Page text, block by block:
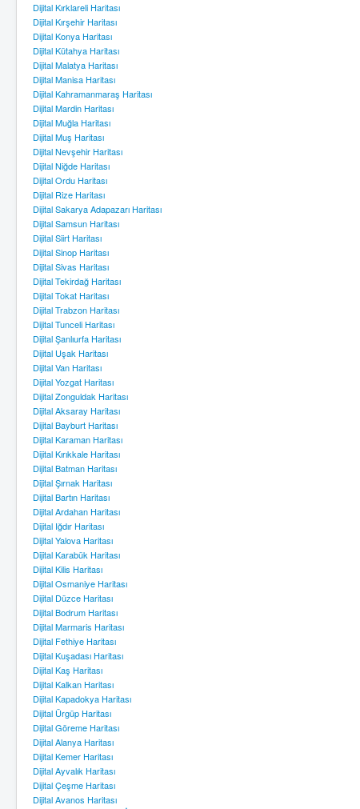
Dijital Kırklareli Haritası
Dijital Kırşehir Haritası
Dijital Konya Haritası
Dijital Kütahya Haritası
Dijital Malatya Haritası
Dijital Manisa Haritası
Dijital Kahramanmaraş Haritası
Dijital Mardin Haritası
Dijital Muğla Haritası
Dijital Muş Haritası
Dijital Nevşehir Haritası
Dijital Niğde Haritası
Dijital Ordu Haritası
Dijital Rize Haritası
Dijital Sakarya Adapazarı Haritası
Dijital Samsun Haritası
Dijital Siirt Haritası
Dijital Sinop Haritası
Dijital Sivas Haritası
Dijital Tekirdağ Haritası
Dijital Tokat Haritası
Dijital Trabzon Haritası
Dijital Tunceli Haritası
Dijital Şanlıurfa Haritası
Dijital Uşak Haritası
Dijital Van Haritası
Dijital Yozgat Haritası
Dijital Zonguldak Haritası
Dijital Aksaray Haritası
Dijital Bayburt Haritası
Dijital Karaman Haritası
Dijital Kırıkkale Haritası
Dijital Batman Haritası
Dijital Şırnak Haritası
Dijital Bartın Haritası
Dijital Ardahan Haritası
Dijital Iğdır Haritası
Dijital Yalova Haritası
Dijital Karabük Haritası
Dijital Kilis Haritası
Dijital Osmaniye Haritası
Dijital Düzce Haritası
Dijital Bodrum Haritası
Dijital Marmaris Haritası
Dijital Fethiye Haritası
Dijital Kuşadası Haritası
Dijital Kaş Haritası
Dijital Kalkan Haritası
Dijital Kapadokya Haritası
Dijital Ürgüp Haritası
Dijital Göreme Haritası
Dijital Alanya Haritası
Dijital Kemer Haritası
Dijital Ayvalık Haritası
Dijital Çeşme Haritası
Dijital Avanos Haritası